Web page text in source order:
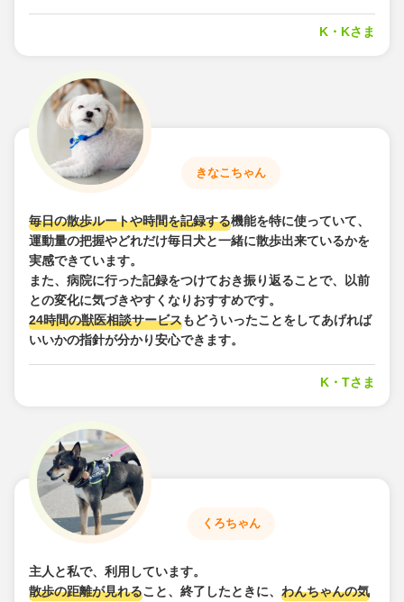
K・Kさま
きなこちゃん
毎日の散歩ルートや時間を記録する機能を特に使っていて、
運動量の把握やどれだけ毎日犬と一緒に散歩出来ているかを
実感できています。
また、病院に行った記録をつけておき振り返ることで、以前
との変化に気づきやすくなりおすすめです。
24時間の獣医相談サービスもどういったことをしてあげれば
いいかの指針が分かり安心できます。
K・Tさま
くろちゃん
主人と私で、利用しています。
散歩の距離が見れること、終了したときに、 わんちゃんの気